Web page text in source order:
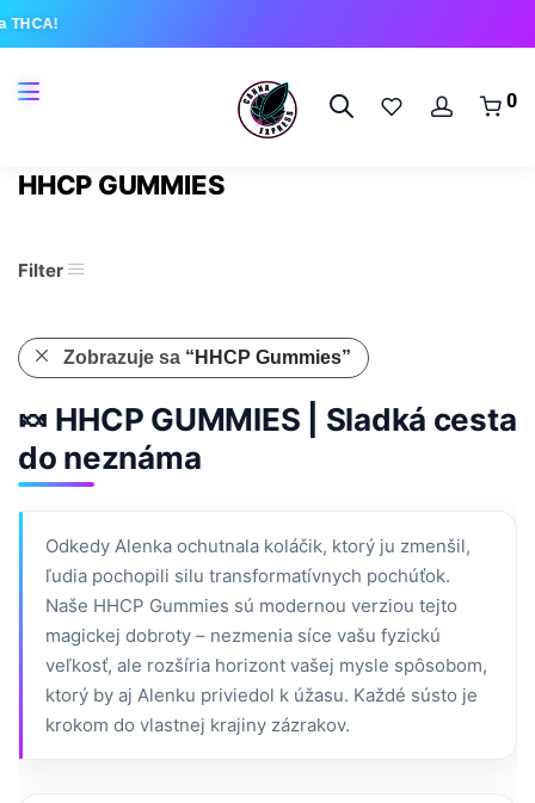
0
HHCP GUMMIES
Filter
Zobrazuje sa “HHCP Gummies”
🍬 HHCP GUMMIES | Sladká cesta
do neznáma
Odkedy Alenka ochutnala koláčik, ktorý ju zmenšil,
ľudia pochopili silu transformatívnych pochúťok.
Naše HHCP Gummies sú modernou verziou tejto
magickej dobroty – nezmenia síce vašu fyzickú
veľkosť, ale rozšíria horizont vašej mysle spôsobom,
ktorý by aj Alenku priviedol k úžasu. Každé sústo je
krokom do vlastnej krajiny zázrakov.